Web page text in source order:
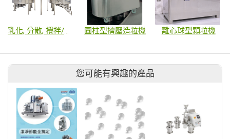
乳化, 分散, 攪拌/刮邊 桶槽 圓柱型擠壓造粒機 離心球型顆粒機
您可能有興趣的產品